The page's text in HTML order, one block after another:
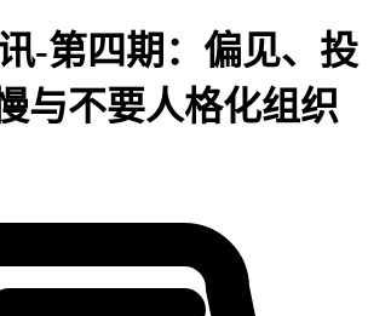
-第四期：偏见、投
与不要人格化组织